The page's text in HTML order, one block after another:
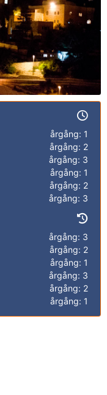
årgång: 1
årgång: 2
årgång: 3
årgång: 1
årgång: 2
årgång: 3
årgång: 3
årgång: 2
årgång: 1
årgång: 3
årgång: 2
årgång: 1